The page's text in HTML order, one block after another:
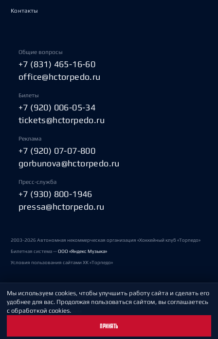
Контакты
Общие вопросы
+7 (831) 465-16-60
office@hctorpedo.ru
Билеты
+7 (920) 006-05-34
tickets@hctorpedo.ru
Реклама
+7 (920) 07-07-800
gorbunova@hctorpedo.ru
Пресс-служба
+7 (930) 800-1946
pressa@hctorpedo.ru
2003-2026 Автономная некоммерческая организация «Хоккейный клуб «Торпедо»
Билетная система —ООО «Яндекс Музыка»
Условия пользования сайтами ХК «Торпедо»
Политика обработки персональных данных
Пользовательское соглашение
Мы используем cookies, чтобы улучшить работу сайта и сделать его
удобнее для вас. Продолжая пользоваться сайтом, вы соглашаетесь
с обработкой cookies.
ПРИНЯТЬ